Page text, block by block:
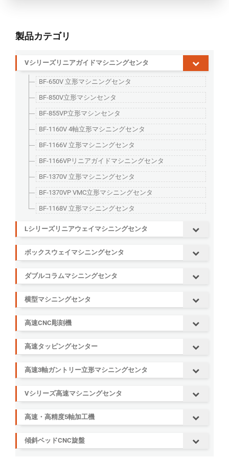
製品カテゴリ
Vシリーズリニアガイドマシニングセンタ
BF-650V 立形マシニングセンタ
BF-850V立形マシンセンタ
BF-855VP立形マシンセンタ
BF-1160V 4軸立形マシニングセンタ
BF-1166V 立形マシニングセンタ
BF-1166VPリニアガイドマシニングセンタ
BF-1370V 立形マシニングセンタ
BF-1370VP VMC立形マシニングセンタ
BF-1168V 立形マシニングセンタ
Lシリーズリニアウェイマシニングセンタ
ボックスウェイマシニングセンタ
ダブルコラムマシニングセンタ
横型マシニングセンタ
高速CNC彫刻機
高速タッピングセンター
高速3軸ガントリー立形マシニングセンタ
Vシリーズ高速マシニングセンタ
高速・高精度5軸加工機
傾斜ベッドCNC旋盤